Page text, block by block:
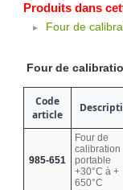
Produits dans
Four de
Four de
Code
article
985-651
Four de
calibration
portable
+30°C à +
650°C